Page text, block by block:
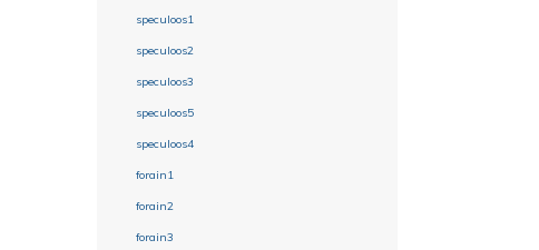
speculoos1
speculoos2
speculoos3
speculoos5
speculoos4
forain1
forain2
forain3